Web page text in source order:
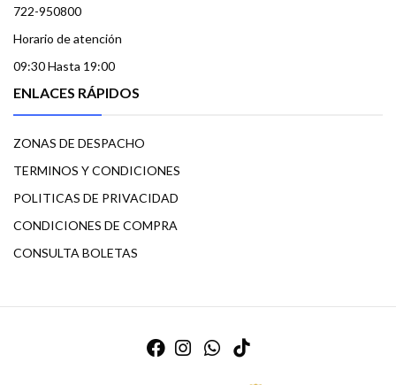
722-950800
Horario de atención
09:30 Hasta 19:00
ENLACES RÁPIDOS
ZONAS DE DESPACHO
TERMINOS Y CONDICIONES
POLITICAS DE PRIVACIDAD
CONDICIONES DE COMPRA
CONSULTA BOLETAS